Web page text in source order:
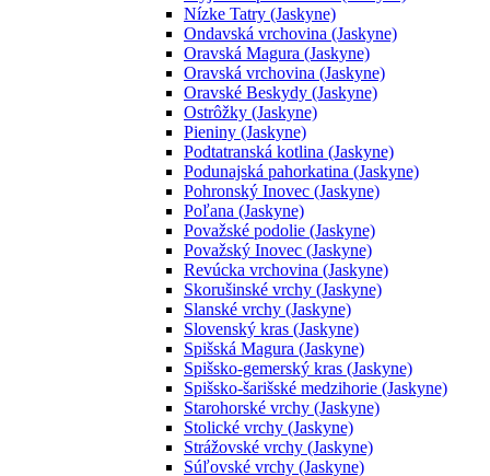
Nízke Tatry (Jaskyne)
Ondavská vrchovina (Jaskyne)
Oravská Magura (Jaskyne)
Oravská vrchovina (Jaskyne)
Oravské Beskydy (Jaskyne)
Ostrôžky (Jaskyne)
Pieniny (Jaskyne)
Podtatranská kotlina (Jaskyne)
Podunajská pahorkatina (Jaskyne)
Pohronský Inovec (Jaskyne)
Poľana (Jaskyne)
Považské podolie (Jaskyne)
Považský Inovec (Jaskyne)
Revúcka vrchovina (Jaskyne)
Skorušinské vrchy (Jaskyne)
Slanské vrchy (Jaskyne)
Slovenský kras (Jaskyne)
Spišská Magura (Jaskyne)
Spišsko-gemerský kras (Jaskyne)
Spišsko-šarišské medzihorie (Jaskyne)
Starohorské vrchy (Jaskyne)
Stolické vrchy (Jaskyne)
Strážovské vrchy (Jaskyne)
Súľovské vrchy (Jaskyne)